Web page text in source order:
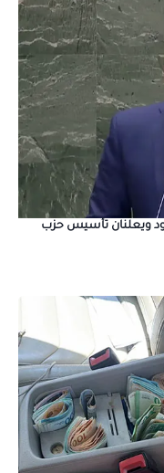
ويعلنان تأسيس حزب